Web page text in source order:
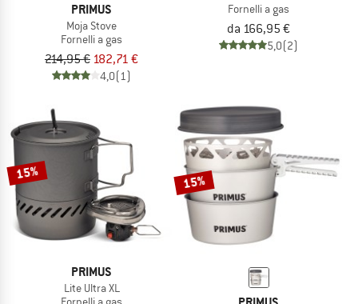
PRIMUS
Moja Stove
Fornelli a gas
214,95 € 182,71 €
4,0(1)
Fornelli a gas
da 166,95 €
5,0(2)
15%
PRIMUS
Lite Ultra XL
15%